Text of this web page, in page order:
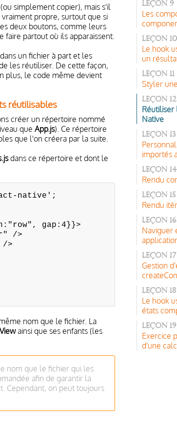
simplement copier), mais s'il
propre, surtout que si
deux boutons, comme leurs
faire partout où ils apparaissent.
un fichier à part et les
les réutiliser. De cette façon,
plus, le code même devient
réutilisables
créer un répertoire nommé
que App.js). Ce répertoire
que l'on créera par la suite.
dans ce répertoire et dont le
native';
gap:4}}>
/>
>
nom que le fichier. La
Viewainsi que ses enfants (les
nom que le fichier qui les
afin de garantir la
Cependant, on peut toujours
Leçon 9
Les
Leçon 10
Le hook
un
Leçon 11
Styler
Leçon 12
Réutiliser
Native
Leçon 13
importés
Leçon 14
Rendu
Leçon 15
Rendu
Leçon 16
Naviguer
Leçon 17
Gestion
Leçon 18
Le hook
états
Leçon 19
Exercice
d'une